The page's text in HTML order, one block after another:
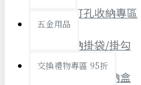
個人衛浴用品
浴室置物/收納
五金用品
交換禮物專區 95折
免打孔收納專區
收納掛袋/掛勾
收納架/收納盒